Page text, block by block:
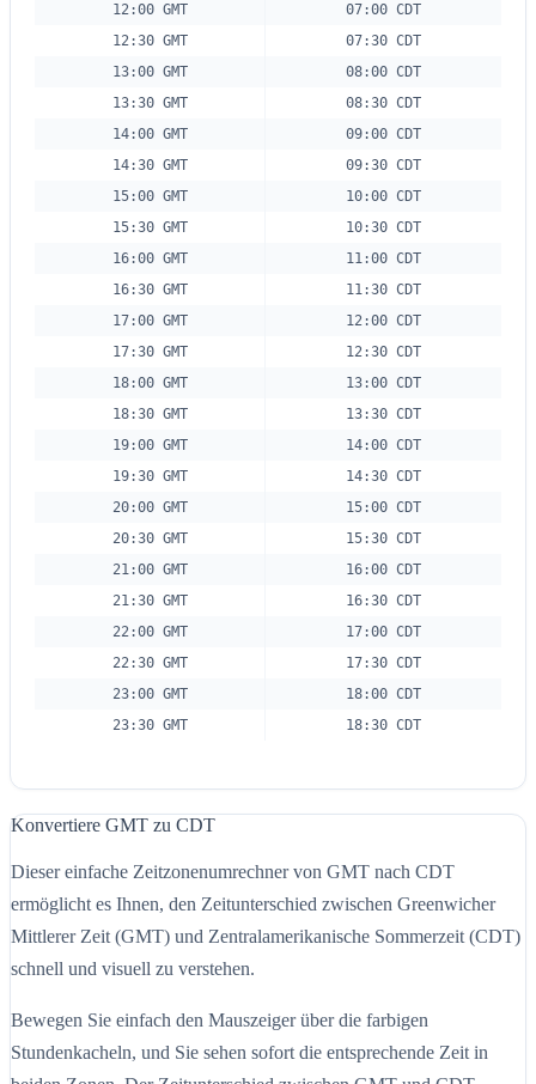
12:00 GMT
07:00 CDT
12:30 GMT
07:30 CDT
13:00 GMT
08:00 CDT
13:30 GMT
08:30 CDT
14:00 GMT
09:00 CDT
14:30 GMT
09:30 CDT
15:00 GMT
10:00 CDT
15:30 GMT
10:30 CDT
16:00 GMT
11:00 CDT
16:30 GMT
11:30 CDT
17:00 GMT
12:00 CDT
17:30 GMT
12:30 CDT
18:00 GMT
13:00 CDT
18:30 GMT
13:30 CDT
19:00 GMT
14:00 CDT
19:30 GMT
14:30 CDT
20:00 GMT
15:00 CDT
20:30 GMT
15:30 CDT
21:00 GMT
16:00 CDT
21:30 GMT
16:30 CDT
22:00 GMT
17:00 CDT
22:30 GMT
17:30 CDT
23:00 GMT
18:00 CDT
23:30 GMT
18:30 CDT
Konvertiere GMT zu CDT
Dieser einfache Zeitzonenumrechner von GMT nach CDT
ermöglicht es Ihnen, den Zeitunterschied zwischen Greenwicher
Mittlerer Zeit (GMT) und Zentralamerikanische Sommerzeit (CDT)
schnell und visuell zu verstehen.
Bewegen Sie einfach den Mauszeiger über die farbigen
Stundenkacheln, und Sie sehen sofort die entsprechende Zeit in